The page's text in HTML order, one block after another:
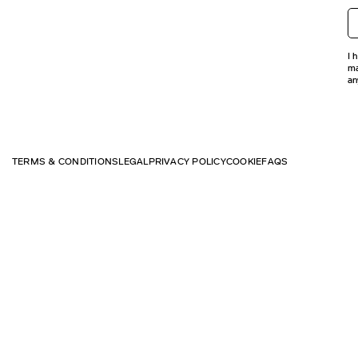
I
TERMS & CONDITIONSLEGALPRIVACY POLICYCOOKIEFAQS